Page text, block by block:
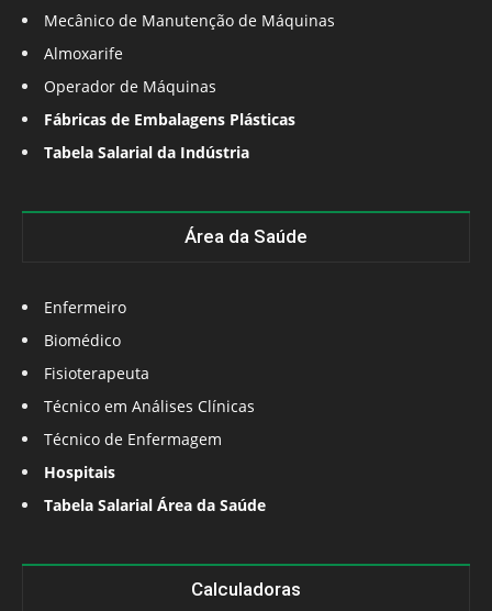
Mecânico de Manutenção de Máquinas
Almoxarife
Operador de Máquinas
Fábricas de Embalagens Plásticas
Tabela Salarial da Indústria
Área da Saúde
Enfermeiro
Biomédico
Fisioterapeuta
Técnico em Análises Clínicas
Técnico de Enfermagem
Hospitais
Tabela Salarial Área da Saúde
Calculadoras